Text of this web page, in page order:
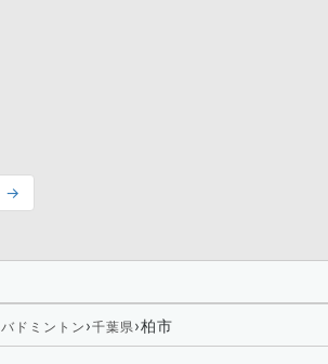
→
バドミントン ›千葉県›柏市